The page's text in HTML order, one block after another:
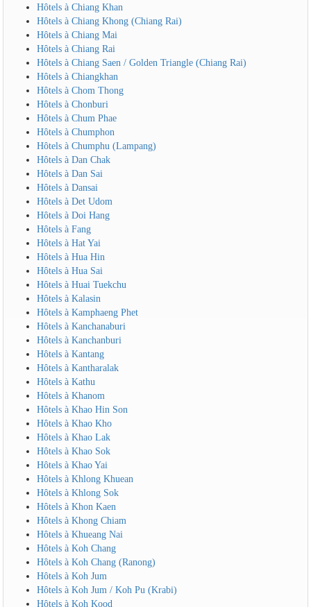
Hôtels à Chiang Khan
Hôtels à Chiang Khong (Chiang Rai)
Hôtels à Chiang Mai
Hôtels à Chiang Rai
Hôtels à Chiang Saen / Golden Triangle (Chiang Rai)
Hôtels à Chiangkhan
Hôtels à Chom Thong
Hôtels à Chonburi
Hôtels à Chum Phae
Hôtels à Chumphon
Hôtels à Chumphu (Lampang)
Hôtels à Dan Chak
Hôtels à Dan Sai
Hôtels à Dansai
Hôtels à Det Udom
Hôtels à Doi Hang
Hôtels à Fang
Hôtels à Hat Yai
Hôtels à Hua Hin
Hôtels à Hua Sai
Hôtels à Huai Tuekchu
Hôtels à Kalasin
Hôtels à Kamphaeng Phet
Hôtels à Kanchanaburi
Hôtels à Kanchanburi
Hôtels à Kantang
Hôtels à Kantharalak
Hôtels à Kathu
Hôtels à Khanom
Hôtels à Khao Hin Son
Hôtels à Khao Kho
Hôtels à Khao Lak
Hôtels à Khao Sok
Hôtels à Khao Yai
Hôtels à Khlong Khuean
Hôtels à Khlong Sok
Hôtels à Khon Kaen
Hôtels à Khong Chiam
Hôtels à Khueang Nai
Hôtels à Koh Chang
Hôtels à Koh Chang (Ranong)
Hôtels à Koh Jum
Hôtels à Koh Jum / Koh Pu (Krabi)
Hôtels à Koh Kood